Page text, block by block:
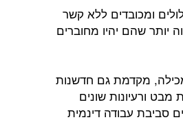
ומכובדים ללא קשר
יותר שהם יהיו מחוברים
מקדמת גם חדשנות
מבט ורעיונות שונים
סביבת עבודה דינמית